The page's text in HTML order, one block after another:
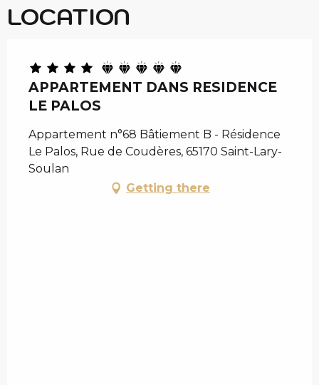
LOCATION
APPARTEMENT DANS RESIDENCE
LE PALOS
Appartement n°68 Bâtiement B - Résidence
Le Palos, Rue de Coudères, 65170 Saint-Lary-
Soulan
Getting there